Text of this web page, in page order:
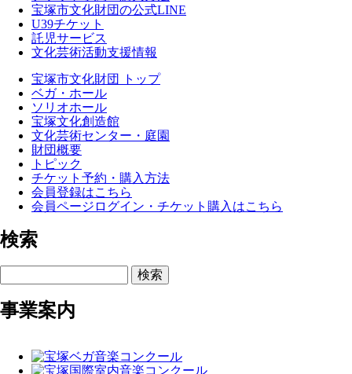
宝塚市文化財団の公式LINE
U39チケット
託児サービス
文化芸術活動支援情報
宝塚市文化財団 トップ
ベガ・ホール
ソリオホール
宝塚文化創造館
文化芸術センター・庭園
財団概要
トピック
チケット予約・購入方法
会員登録はこちら
会員ページログイン・チケット購入はこちら
検索
検索
事業案内